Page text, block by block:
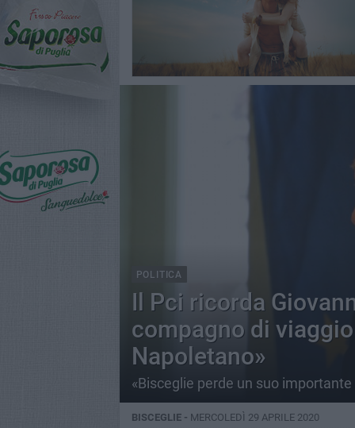
POLITICA
Il Pci ricorda
compagno di
Napoletano»
«Bisceglie perde un suo
BISCEGLIE - MERCOLEDÌ 29 APRILE 2020